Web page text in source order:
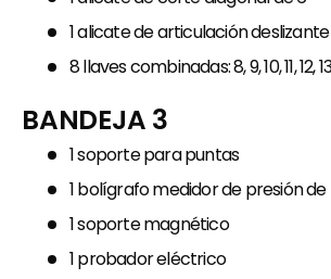
1 alicate de articulación
8 llaves combinadas: 8, 9, 10, 11, 12,
BANDEJA 3
1 soporte para puntas
1 bolígrafo medidor de presión
1 soporte magnético
1 probador eléctrico